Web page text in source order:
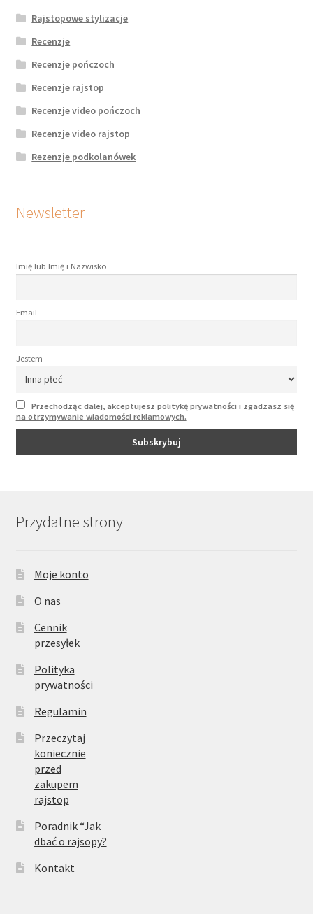
Rajstopowe stylizacje
Recenzje
Recenzje pończoch
Recenzje rajstop
Recenzje video pończoch
Recenzje video rajstop
Rezenzje podkolanówek
Newsletter
Imię lub Imię i Nazwisko
Email
Jestem
Przechodząc dalej, akceptujesz politykę prywatności i zgadzasz się
na otrzymywanie wiadomości reklamowych.
Przydatne strony
Moje konto
O nas
Cennik
przesyłek
Polityka
prywatności
Regulamin
Przeczytaj
koniecznie
przed
zakupem
rajstop
Poradnik “Jak
dbać o rajsopy?
Kontakt